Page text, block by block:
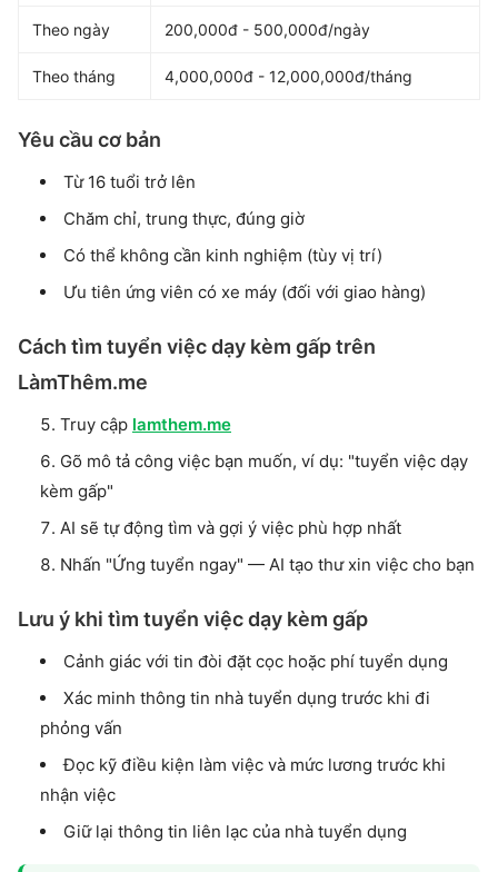
Theo ngày 200,000đ - 500,000đ/ngày
Theo tháng 4,000,000đ - 12,000,000đ/tháng
Yêu cầu cơ bản
Từ 16 tuổi trở lên
Chăm chỉ, trung thực, đúng giờ
Có thể không cần kinh nghiệm (tùy vị trí)
Ưu tiên ứng viên có xe máy (đối với giao hàng)
Cách tìm tuyển việc dạy kèm gấp trên
LàmThêm.me
Truy cập lamthem.me
Gõ mô tả công việc bạn muốn, ví dụ: "tuyển việc dạy
kèm gấp"
AI sẽ tự động tìm và gợi ý việc phù hợp nhất
Nhấn "Ứng tuyển ngay" — AI tạo thư xin việc cho bạn
Lưu ý khi tìm tuyển việc dạy kèm gấp
Cảnh giác với tin đòi đặt cọc hoặc phí tuyển dụng
Xác minh thông tin nhà tuyển dụng trước khi đi
phỏng vấn
Đọc kỹ điều kiện làm việc và mức lương trước khi
nhận việc
Giữ lại thông tin liên lạc của nhà tuyển dụng